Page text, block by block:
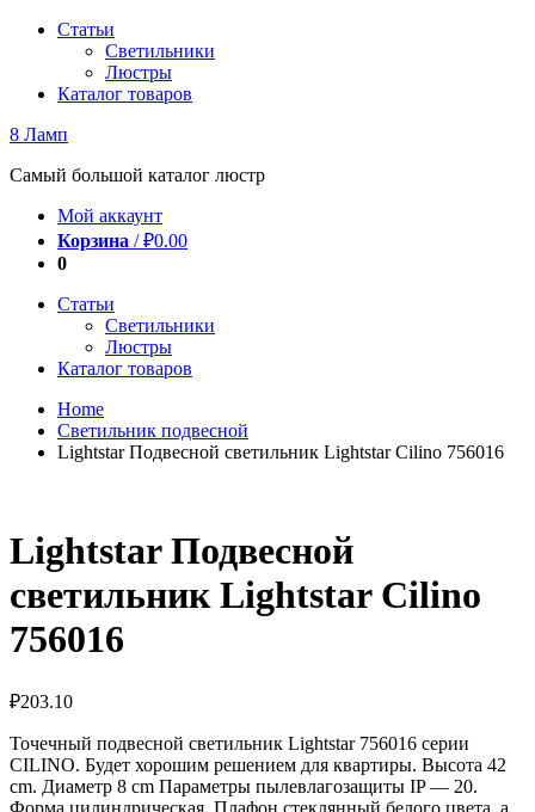
Перейти
содержимому
Статьи
Светильники
Люстры
Каталог товаров
8 Ламп
Самый большой каталог люстр
Мой аккаунт
Корзина /₽0.00
0
Статьи
Светильники
Люстры
Каталог товаров
Home
Светильник подвесной
Lightstar Подвесной светильник Lightstar Cilino 756016
Lightstar Подвесной
светильник Lightstar Cilino
756016
₽203.10
Точечный подвесной светильник Lightstar 756016 серии
CILINO. Будет хорошим решением для квартиры. Высота 42
cm. Диаметр 8 cm Параметры пылевлагозащиты IP — 20.
Форма цилиндрическая. Плафон стеклянный белого цвета, а